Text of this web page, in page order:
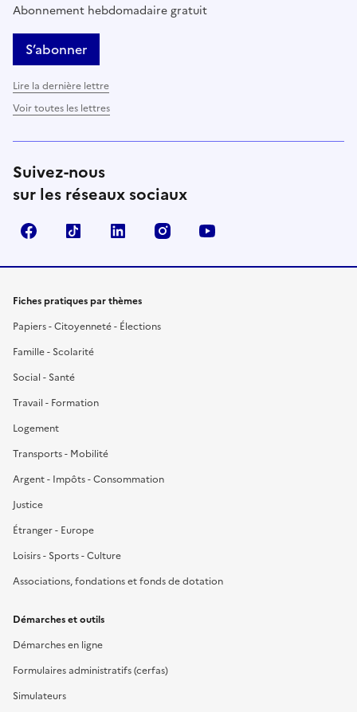
Abonnement hebdomadaire gratuit
S’abonner
Lire la dernière lettre
Voir toutes les lettres
Suivez-nous
sur les réseaux sociaux
FacebookTikTok LinkedIn Instagram
Fiches pratiques par thèmes
Papiers - Citoyenneté - Élections
Famille - Scolarité
Social - Santé
Travail - Formation
Logement
Transports - Mobilité
Argent - Impôts - Consommation
Justice
Étranger - Europe
Loisirs - Sports - Culture
Associations, fondations et fonds de dotation
Démarches et outils
Démarches en ligne
Formulaires administratifs (cerfas)
Simulateurs